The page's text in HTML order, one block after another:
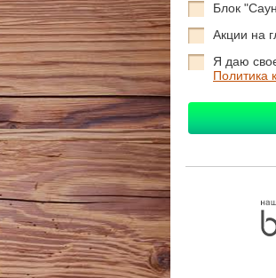
Блок
Акции на
Я даю
Политика